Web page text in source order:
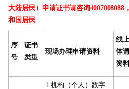
大陆居民）申请证书请咨询4007008088
和国居民
序
号
证书
类型
现场办理申请资料
线
体
资
1.机构（个人）数字